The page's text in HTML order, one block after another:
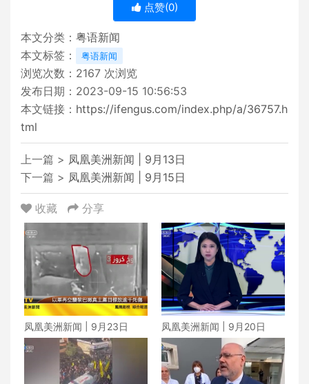
点赞(0)
本文分类： 粤语新闻
本文标签：
粤语新闻
浏览次数： 2167 次浏览
发布日期：2023-09-15 10:56:53
本文链接： https://ifengus.com/index.php/a/36757.h
tml
上一篇 > 凤凰美洲新闻 | 9月13日
下一篇 > 凤凰美洲新闻 | 9月15日
收藏 分享
凤凰美洲新闻 | 9月23日 凤凰美洲新闻 | 9月20日